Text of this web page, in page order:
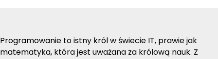
Programowanie to istny król w świecie IT, prawie jak
matematyka, która jest uważana za królową nauk. Z